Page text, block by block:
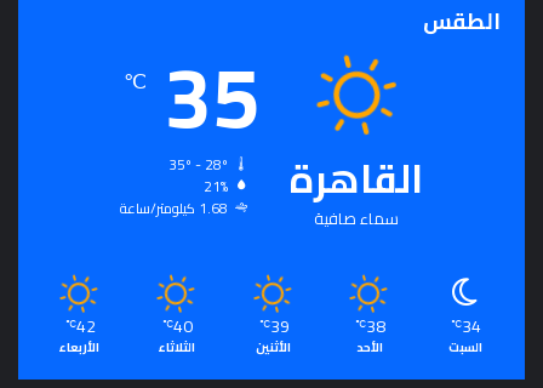
الطقس
القاهرة
سماء صافية
35
℃
21%
1.68 كيلومتر/ساعة
34
℃
السبت
38
℃
الأحد
39
℃
الأثنين
40
℃
الثلاثاء
42
℃
الأربعاء